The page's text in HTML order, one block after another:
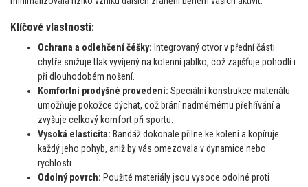
Klíčové vlastnosti:
Ochrana a odlehčení čéšky: Integrovaný otvor v přední části
chytře snižuje tlak vyvíjený na kolenní jablko, což zajišťuje pohodlí i
při dlouhodobém nošení.
Komfortní prodyšné provedení: Speciální konstrukce materiálu
umožňuje pokožce dýchat, což brání nadměrnému přehřívání a
zvyšuje celkový komfort při sportu.
Vysoká elasticita: Bandáž dokonale přilne ke koleni a kopíruje
každý jeho pohyb, aniž by vás omezovala v dynamice nebo
rychlosti.
Odolný povrch: Použité materiály jsou vysoce odolné proti